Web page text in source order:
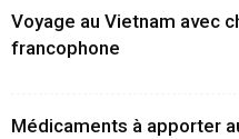
Voyage au Vietnam avec
francophone
Médicaments à apporter